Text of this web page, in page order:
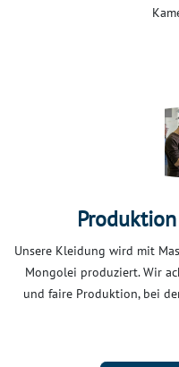
Unsere Kleidung wird mit
Mongolei produziert. Wir
und faire Produktion, bei